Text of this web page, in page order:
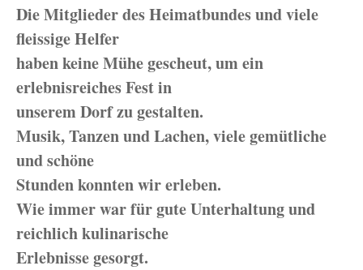
Die Mitglieder des Heimatbundes und viele
fleissige Helfer
haben keine Mühe gescheut, um ein
erlebnisreiches Fest in
unserem Dorf zu gestalten.
Musik, Tanzen und Lachen, viele gemütliche
und schöne
Stunden konnten wir erleben.
Wie immer war für gute Unterhaltung und
reichlich kulinarische
Erlebnisse gesorgt.